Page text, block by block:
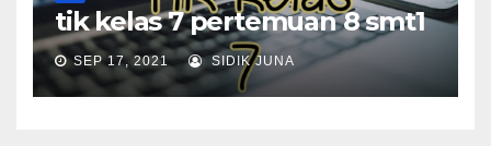
tik kelas 7 pertemuan 8 smt1
SEP 17, 2021 SIDIK JUNA